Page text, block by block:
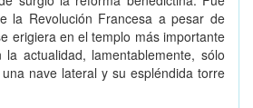
la Revolución Francesa a pesar de
erigiera en el templo más importante
actualidad, lamentablemente, sólo
nave lateral y su espléndida torre